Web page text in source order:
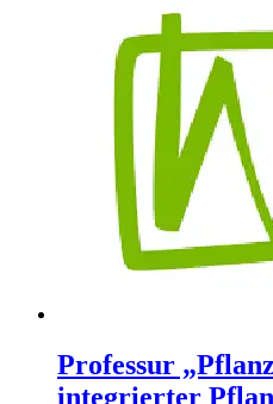
Professur
integrierter